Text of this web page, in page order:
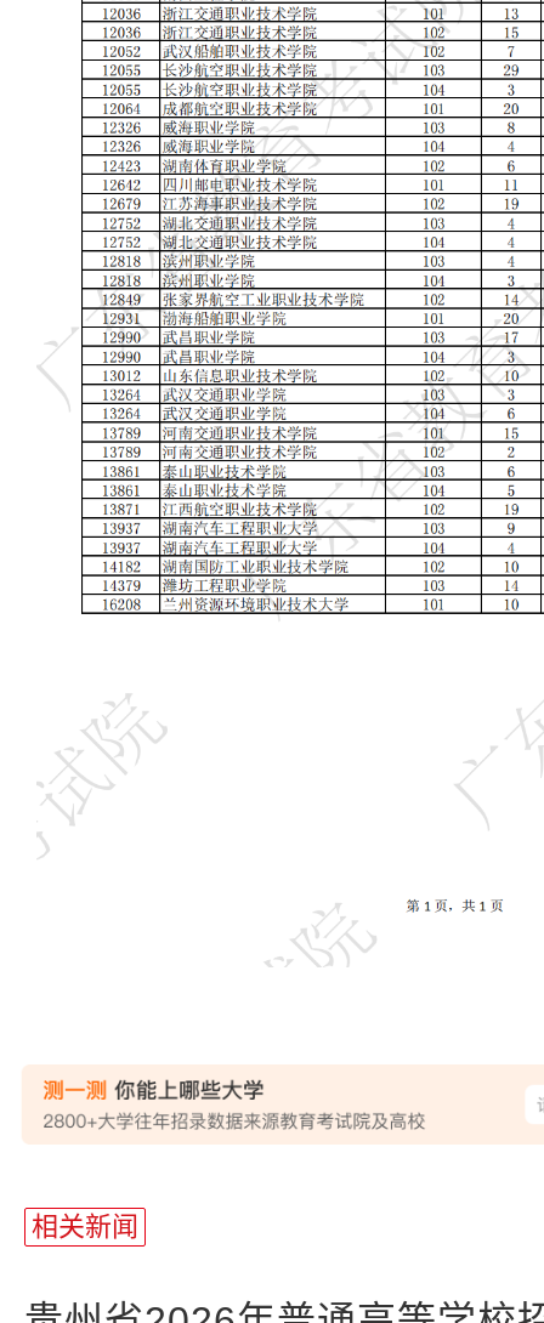
相关新闻